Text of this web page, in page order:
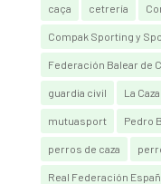
caça cetrería
Compak Sporting y
Federación Balear de
guardia civil La
mutuasport Pedro
perros de caza
Real Federación